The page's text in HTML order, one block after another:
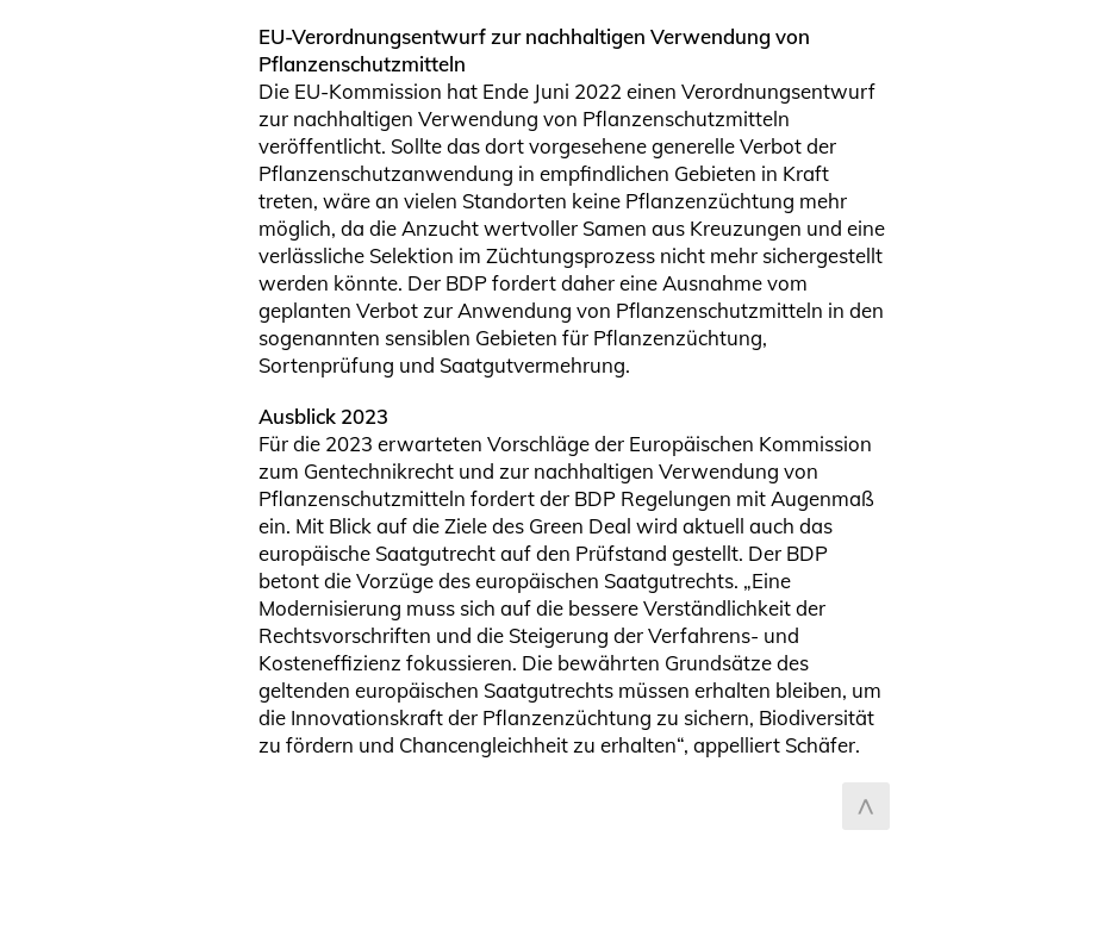
EU-Verordnungsentwurf zur nachhaltigen Verwendung von
Pflanzenschutzmitteln
Die EU-Kommission hat Ende Juni 2022 einen Verordnungsentwurf
zur nachhaltigen Verwendung von Pflanzenschutzmitteln
veröffentlicht. Sollte das dort vorgesehene generelle Verbot der
Pflanzenschutzanwendung in empfindlichen Gebieten in Kraft
treten, wäre an vielen Standorten keine Pflanzenzüchtung mehr
möglich, da die Anzucht wertvoller Samen aus Kreuzungen und eine
verlässliche Selektion im Züchtungsprozess nicht mehr sichergestellt
werden könnte. Der BDP fordert daher eine Ausnahme vom
geplanten Verbot zur Anwendung von Pflanzenschutzmitteln in den
sogenannten sensiblen Gebieten für Pflanzenzüchtung,
Sortenprüfung und Saatgutvermehrung.
Ausblick 2023
Für die 2023 erwarteten Vorschläge der Europäischen Kommission
zum Gentechnikrecht und zur nachhaltigen Verwendung von
Pflanzenschutzmitteln fordert der BDP Regelungen mit Augenmaß
ein. Mit Blick auf die Ziele des Green Deal wird aktuell auch das
europäische Saatgutrecht auf den Prüfstand gestellt. Der BDP
betont die Vorzüge des europäischen Saatgutrechts. „Eine
Modernisierung muss sich auf die bessere Verständlichkeit der
Rechtsvorschriften und die Steigerung der Verfahrens- und
Kosteneffizienz fokussieren. Die bewährten Grundsätze des
geltenden europäischen Saatgutrechts müssen erhalten bleiben, um
die Innovationskraft der Pflanzenzüchtung zu sichern, Biodiversität
zu fördern und Chancengleichheit zu erhalten“, appelliert Schäfer.zum Seitenanfang